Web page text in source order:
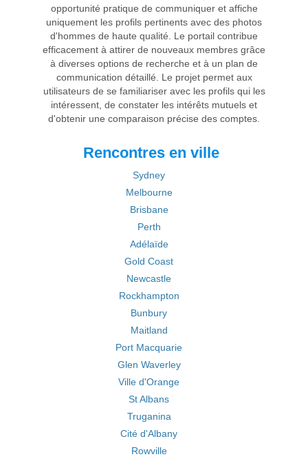
opportunité pratique de communiquer et affiche
uniquement les profils pertinents avec des photos
d'hommes de haute qualité. Le portail contribue
efficacement à attirer de nouveaux membres grâce
à diverses options de recherche et à un plan de
communication détaillé. Le projet permet aux
utilisateurs de se familiariser avec les profils qui les
intéressent, de constater les intérêts mutuels et
d'obtenir une comparaison précise des comptes.
Rencontres en ville
Sydney
Melbourne
Brisbane
Perth
Adélaïde
Gold Coast
Newcastle
Rockhampton
Bunbury
Maitland
Port Macquarie
Glen Waverley
Ville d'Orange
St Albans
Truganina
Cité d'Albany
Rowville